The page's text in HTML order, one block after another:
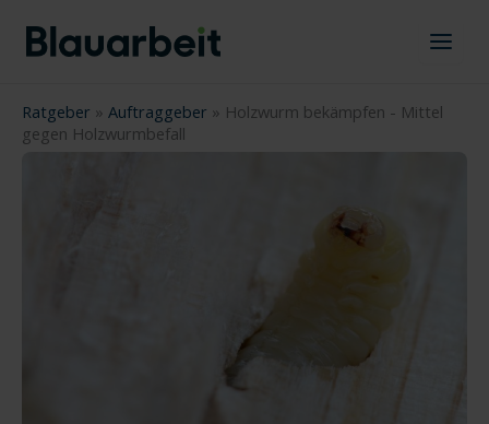
Inhalt
springen
Ratgeber » Auftraggeber » Holzwurm bekämpfen - Mittel
gegen Holzwurmbefall